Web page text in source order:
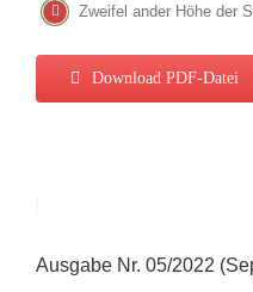
Zweifel ander Höhe der
Download PDF-Datei
Ausgabe Nr. 05/2022